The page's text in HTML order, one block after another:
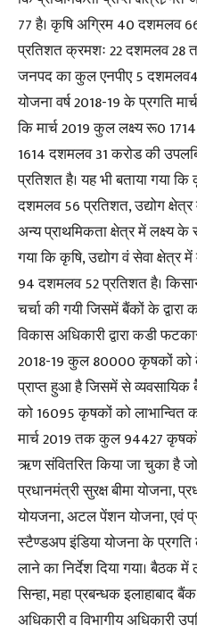
77 है। कृषि अग्रिम 40 दशमलव
प्रतिशत क्रमशः 22 दशमलव 28
जनपद का कुल एनपीए 5
योजना वर्ष 2018-19 के प्रगति
कि मार्च 2019 कुल लक्ष्य रू0
1614 दशमलव 31 करोड की
प्रतिशत है। यह भी बताया गया कि
दशमलव 56 प्रतिशत, उद्योग
अन्य प्राथमिकता क्षेत्र में लक्ष्य के
गया कि कृषि, उद्योग वं सेवा क्षेत्र
94 दशमलव 52 प्रतिशत है।
चर्चा की गयी जिसमें बैंकों के
विकास अधिकारी द्वारा कडी
2018-19 कुल 80000 कृषकों
प्राप्त हुआ है जिसमें से
को 16095 कृषकों को लाभान्वित
मार्च 2019 तक कुल 94427
ऋण संवितरित किया जा चुका है
प्रधानमंत्री सुरक्ष बीमा योजना,
योयजना, अटल पेंशन योजना, एवं
स्टैण्डअप इंडिया योजना के प्रगति
लाने का निर्देश दिया गया।
सिन्हा, महा प्रबन्धक इलाहाबाद
अधिकारी व विभागीय अधिकारी